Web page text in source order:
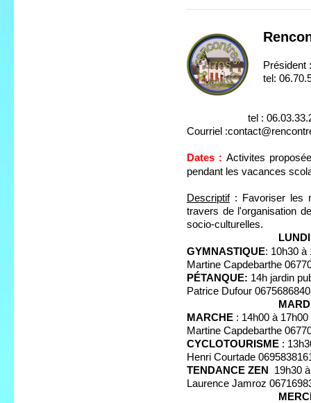
Président
tel:
tel :
Courriel
Dates : Activites
pendant les vacances
Descriptif: Favoriser les
travers de l'organisation
socio-culturelles.
LUNDI
GYMNASTIQUE: 10h30 à
Martine Capdebarthe
PÉTANQUE: 14h jardin
Patrice Dufour 0675686840
MARCHE : 14h00 à
Martine Capdebarthe
CYCLOTOURISME :
Henri Courtade
TENDANCE ZEN 19h30
Laurence Jamroz